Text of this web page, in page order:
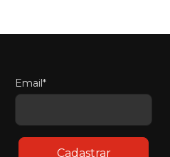
Email*
Cadastrar